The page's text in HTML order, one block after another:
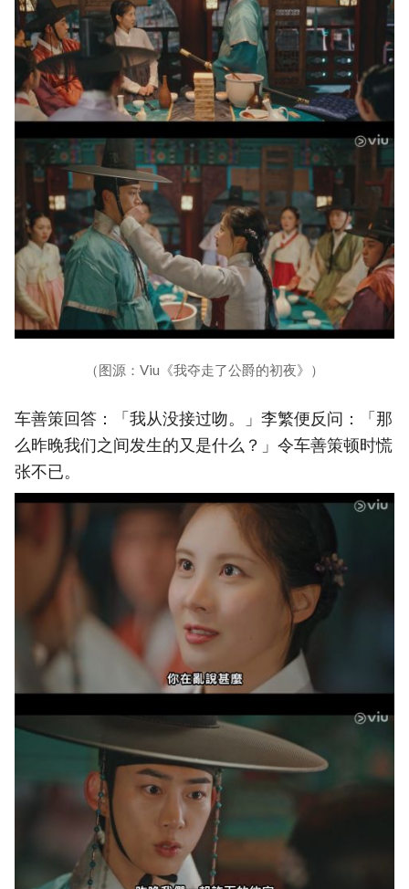
（图源：Viu《我夺走了公爵的初夜》）
车善策回答：「我从没接过吻。」李繁便反问：「那
么昨晚我们之间发生的又是什么？」令车善策顿时慌
张不已。